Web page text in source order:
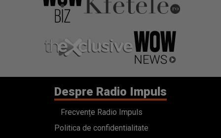
Despre Radio Impuls
Frecvențe Radio Impuls
Politica de confidentialitate